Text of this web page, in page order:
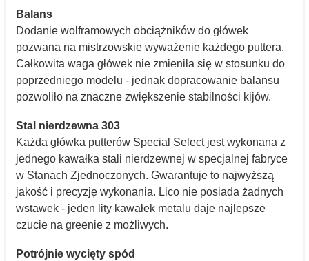
Balans
Dodanie wolframowych obciążników do główek
pozwana na mistrzowskie wyważenie każdego puttera.
Całkowita waga główek nie zmieniła się w stosunku do
poprzedniego modelu - jednak dopracowanie balansu
pozwoliło na znaczne zwiększenie stabilności kijów.
Stal nierdzewna 303
Każda główka putterów Special Select jest wykonana z
jednego kawałka stali nierdzewnej w specjalnej fabryce
w Stanach Zjednoczonych. Gwarantuje to najwyższą
jakość i precyzję wykonania. Lico nie posiada żadnych
wstawek - jeden lity kawałek metalu daje najlepsze
czucie na greenie z możliwych.
Potrójnie wycięty spód